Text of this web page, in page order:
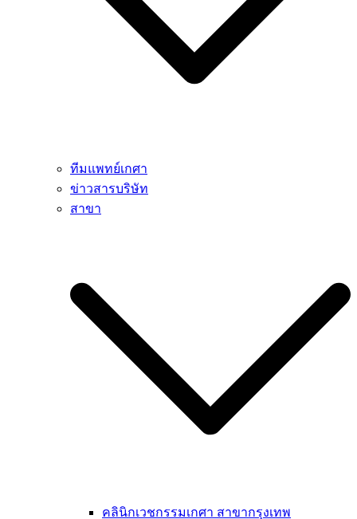
ทีมแพทย์เกศา
ข่าวสารบริษัท
สาขา
คลินิกเวชกรรมเกศา สาขากรุงเทพ